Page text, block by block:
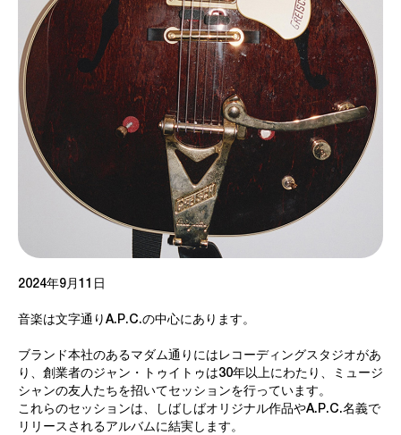
2024年9月11日
音楽は文字通りA.P.C.の中心にあります。
ブランド本社のあるマダム通りにはレコーディングスタジオがあ
り、創業者のジャン・トゥイトゥは30年以上にわたり、ミュージ
シャンの友人たちを招いてセッションを行っています。
これらのセッションは、しばしばオリジナル作品やA.P.C.名義で
リリースされるアルバムに結実します。